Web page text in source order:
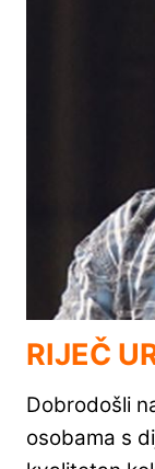
RIJEČ
Dobrodošli
osobama s